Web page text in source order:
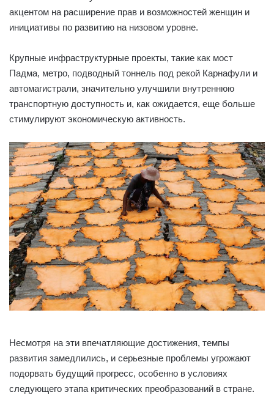
акцентом на расширение прав и возможностей женщин и
инициативы по развитию на низовом уровне.
Крупные инфраструктурные проекты, такие как мост
Падма, метро, ​​подводный тоннель под рекой Карнафули и
автомагистрали, значительно улучшили внутреннюю
транспортную доступность и, как ожидается, еще больше
стимулируют экономическую активность.
Несмотря на эти впечатляющие достижения, темпы
развития замедлились, и серьезные проблемы угрожают
подорвать будущий прогресс, особенно в условиях
следующего этапа критических преобразований в стране.